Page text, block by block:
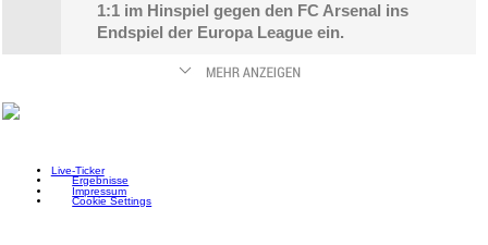
1:1 im Hinspiel gegen den FC Arsenal ins
Endspiel der Europa League ein.
Live-Ticker
Ergebnisse
Impressum
Cookie Settings